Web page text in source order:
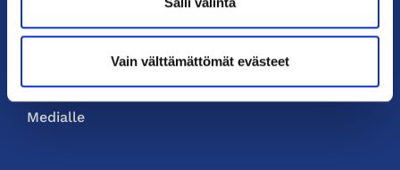
Vain välttämättömät evästeet
Jäsenedut
Medialle